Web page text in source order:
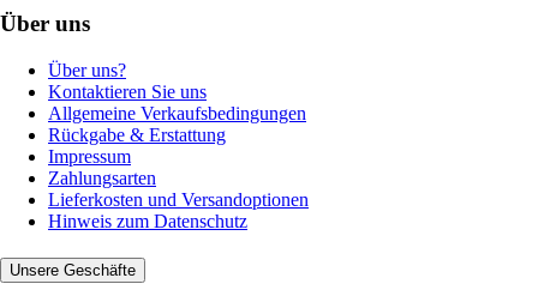
Über uns
Über uns?
Kontaktieren Sie uns
Allgemeine Verkaufsbedingungen
Rückgabe & Erstattung
Impressum
Zahlungsarten
Lieferkosten und Versandoptionen
Hinweis zum Datenschutz
Unsere Geschäfte